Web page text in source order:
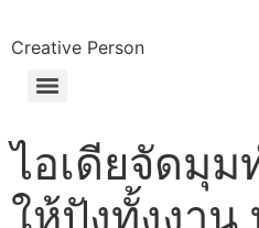
Creative Person
ไอเดียจัดมุ
ให้ปังทั้งงาน